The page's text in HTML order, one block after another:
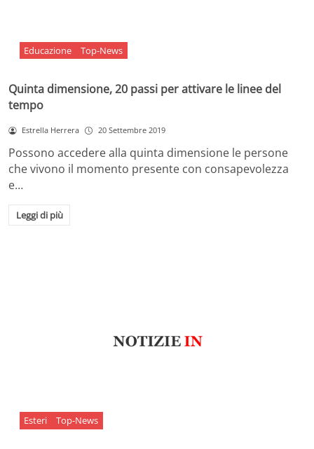
Educazione Top-News
Quinta dimensione, 20 passi per attivare le linee del
tempo
Estrella Herrera 20 Settembre 2019
Possono accedere alla quinta dimensione le persone
che vivono il momento presente con consapevolezza
e…
Leggi di più
Esteri Top-News